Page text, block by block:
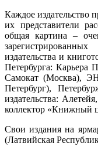
Каждое издательство
их представители
общая картина –
издательства и
Петербурга: Карьера
Самокат (Москва),
Петербург),
издательства:
коллектор «Книжный
Свои издания на
(Латвийская